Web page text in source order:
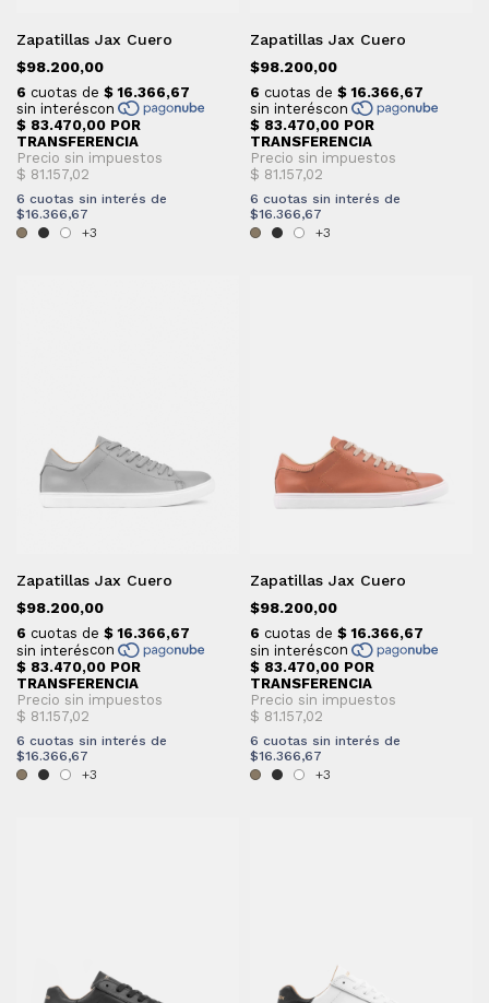
Zapatillas Jax Cuero
$98.200,00
6 cuotas sin interés de
$16.366,67
+3
Zapatillas Jax Cuero
$98.200,00
6 cuotas sin interés de
$16.366,67
+3
Zapatillas Jax Cuero
$98.200,00
6 cuotas sin interés de
$16.366,67
+3
Zapatillas Jax Cuero
$98.200,00
6 cuotas sin interés de
$16.366,67
+3